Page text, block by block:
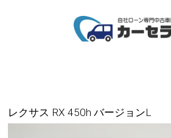
レクサス RX 450h バージョンL